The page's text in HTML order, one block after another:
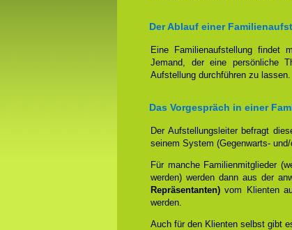
Der Ablauf einer
Eine Familienaufstellung findet
Jemand, der eine persönliche
Aufstellung durchführen zu lassen.
Das Vorgespräch in einer
Der Aufstellungsleiter befragt
seinem System (Gegenwarts-
Für manche Familienmitglieder
werden) werden dann aus der
Repräsentanten) vom Klienten
werden.
Auch für den Klienten selbst gibt